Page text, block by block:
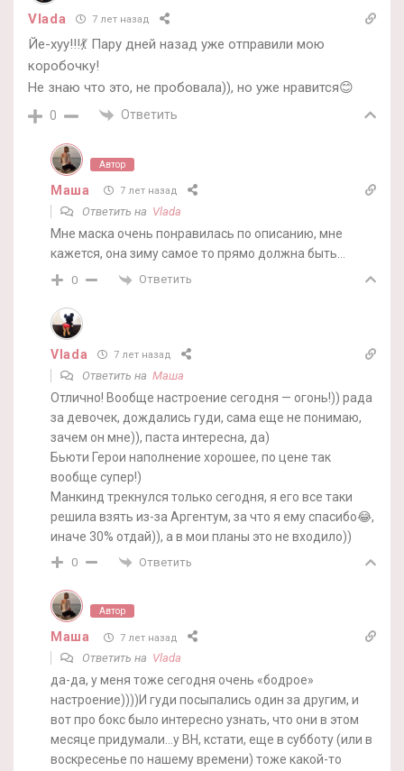
Vlada 7 лет назад
Йе-хуу!!!💃 Пару дней назад уже отправили мою
коробочку!
Не знаю что это, не пробовала)), но уже нравится😊
0 Ответить
Автор
Маша 7 лет назад
Ответить на Vlada
Мне маска очень понравилась по описанию, мне
кажется, она зиму самое то прямо должна быть…
0 Ответить
Vlada 7 лет назад
Ответить на Маша
Отлично! Вообще настроение сегодня — огонь!)) рада
за девочек, дождались гуди, сама еще не понимаю,
зачем он мне)), паста интересна, да)
Бьюти Герои наполнение хорошее, по цене так
вообще супер!)
Манкинд трекнулся только сегодня, я его все таки
решила взять из-за Аргентум, за что я ему спасибо😂,
иначе 30% отдай)), а в мои планы это не входило))
0 Ответить
Автор
Маша 7 лет назад
Ответить на Vlada
да-да, у меня тоже сегодня очень «бодрое»
настроение))))И гуди посыпались один за другим, и
вот про бокс было интересно узнать, что они в этом
месяце придумали…у BH, кстати, еще в субботу (или в
воскресенье по нашему времени) тоже какой-то